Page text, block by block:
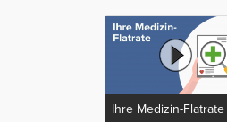
Ihre Medizin-Flatrate